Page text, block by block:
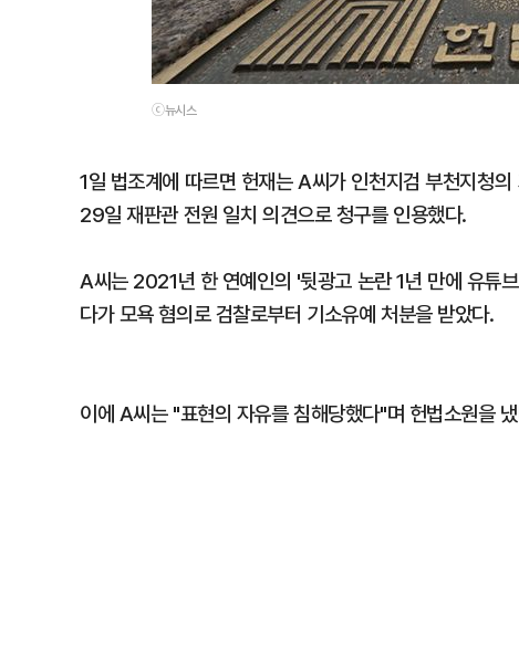
ⓒ뉴시스
1일 법조계에 따르면 헌재는 A씨가 인천지검 부천지청
29일 재판관 전원 일치 의견으로 청구를 인용했다.
A씨는 2021년 한 연예인의 '뒷광고 논란 1년 만에 유튜
다가 모욕 혐의로 검찰로부터 기소유예 처분을 받았다.
이에 A씨는 "표현의 자유를 침해당했다"며 헌법소원을